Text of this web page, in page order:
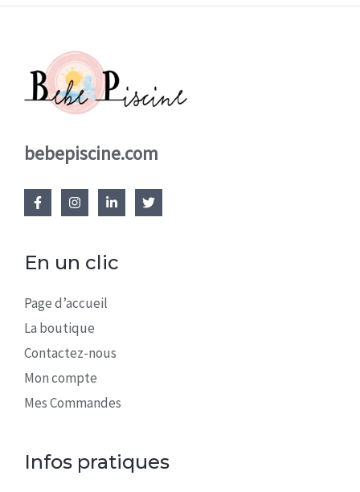
bebepiscine.com
En un clic
Page d’accueil
La boutique
Contactez-nous
Mon compte
Mes Commandes
Infos pratiques